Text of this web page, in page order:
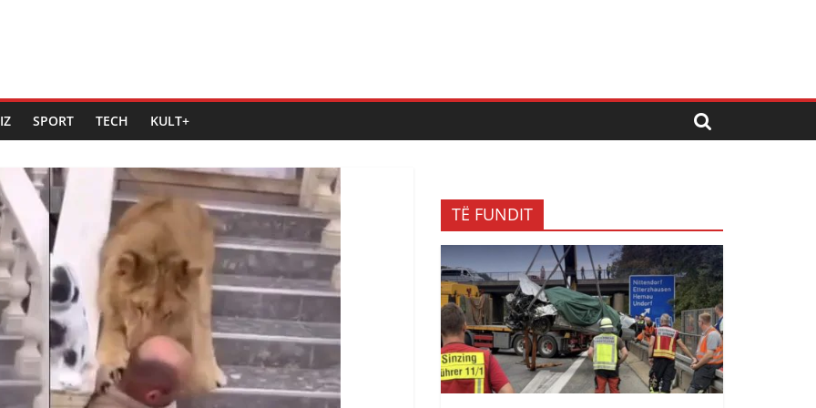
SPORT TECH KULT+
TË FUNDIT